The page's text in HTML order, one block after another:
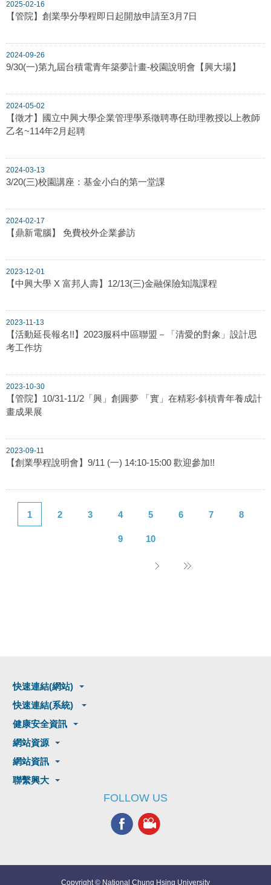
2025-02-16
【管院】創業學分學程即日起開放申請至3月7日
2024-09-26
9/30(一)第九屆台積電青年築夢計畫-校園說明會【興大場】
2024-05-02
【徵才】國立中興大學企業管理學系徵聘專任助理教授以上教師
乙名~114年2月起聘
2024-03-13
3/20(三)校園講座：基金小白的第一堂課
2024-02-17
【鼎新電腦】 免費校外企業參訪
2023-12-01
【中興大學 X 富邦人壽】12/13(三)金融保險知識課程
2023-11-13
【活動延長報名!!】2023服科中區聯盟－「清愛的對象」設計思
考工作坊
2023-10-30
【管院】10/31-11/2「興」創圓夢 「實」在精彩-斜槓青年養成計
畫成果展
2023-09-11
【創業學程說明會】9/11 (一) 14:10-15:00 歡迎參加!!
1 2 3 4 5 6 7 8
9 10
快速連結(網站)
快速連結(系統)
健康安全資訊
網站資源
網站資訊
聯繫興大
FOLLOW US
Copyright © National Chung Hsing University